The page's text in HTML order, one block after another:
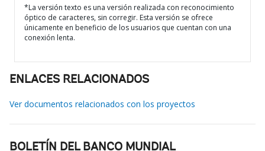
*La versión texto es una versión realizada con reconocimiento
óptico de caracteres, sin corregir. Esta versión se ofrece
únicamente en beneficio de los usuarios que cuentan con una
conexión lenta.
ENLACES RELACIONADOS
Ver documentos relacionados con los proyectos
BOLETÍN DEL BANCO MUNDIAL